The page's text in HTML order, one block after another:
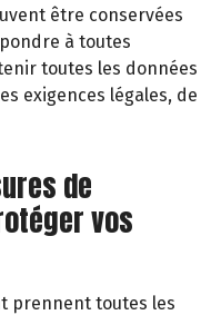
être conservées
à toutes
toutes les données
exigences légales, de
de
vos
prennent toutes les